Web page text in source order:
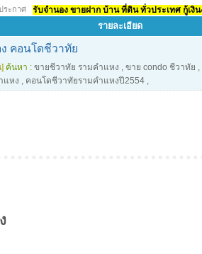
ระกาศ รับจำนอง ขายฝาก บ้าน ที่ดิน ทั่วประเทศ กู้เงิ
รายละเอียด
คอนโดชีวาทัย
ค้นหา : ขายชีวาทัย รามคำแหง , ขาย condo ชีวาทัย ,
แหง , คอนโดชีวาทัยรามคำแหงปี2554 ,